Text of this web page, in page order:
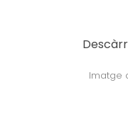
Imatge